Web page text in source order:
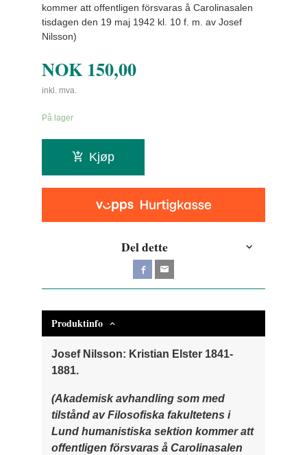
kommer att offentligen försvaras å Carolinasalen
tisdagen den 19 maj 1942 kl. 10 f. m. av Josef
Nilsson)
NOK 150,00
inkl. mva.
På lager
Kjøp
Del dette
Produktinfo
Josef Nilsson: Kristian Elster 1841-
1881.
(Akademisk avhandling som med
tilstånd av Filosofiska fakultetens i
Lund humanistiska sektion kommer att
offentligen försvaras å Carolinasalen